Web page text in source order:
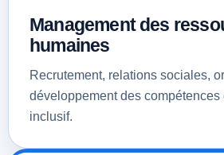
Management des
humaines
Recrutement, relations sociales,
développement des compétences
inclusif.